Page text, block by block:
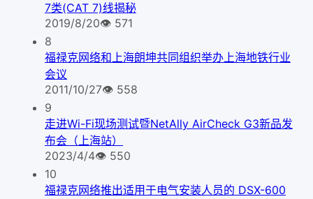
7类(CAT 7)线揭秘
2019/8/20👁 571
8
福禄克网络和上海朗坤共同组织举办上海地铁行业
会议
2011/10/27👁 558
9
走进Wi-Fi现场测试暨NetAlly AirCheck G3新品发
布会（上海站）
2023/4/4👁 550
10
福禄克网络推出适用于电气安装人员的 DSX-600